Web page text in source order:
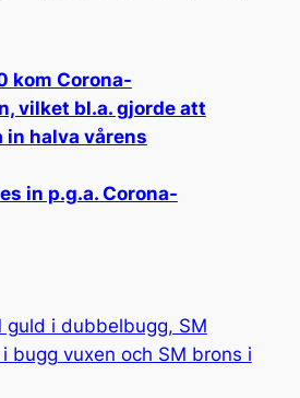
kom Corona-
vilket bl.a. gjorde att
in halva vårens
in p.g.a. Corona-
guld i dubbelbugg, SM
bugg vuxen och SM brons i